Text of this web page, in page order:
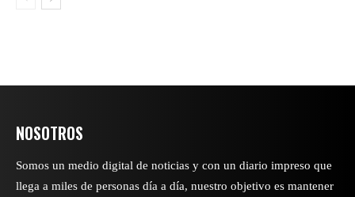
NOSOTROS
Somos un medio digital de noticias y con un diario impreso que
llega a miles de personas día a día, nuestro objetivo es mantener